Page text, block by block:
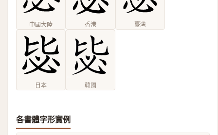
中國大陸 香港 臺灣
日本 韓國
各書體字形實例